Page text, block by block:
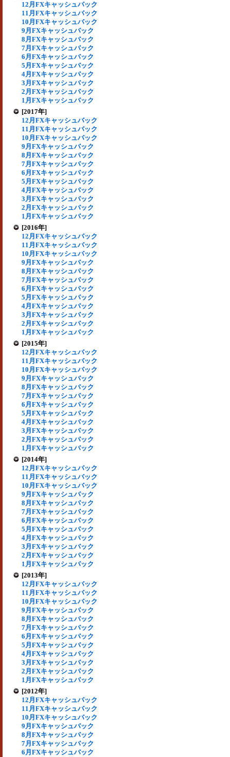
12月FXキャッシュバック
11月FXキャッシュバック
10月FXキャッシュバック
9月FXキャッシュバック
8月FXキャッシュバック
7月FXキャッシュバック
6月FXキャッシュバック
5月FXキャッシュバック
4月FXキャッシュバック
3月FXキャッシュバック
2月FXキャッシュバック
1月FXキャッシュバック
[2017年]
12月FXキャッシュバック
11月FXキャッシュバック
10月FXキャッシュバック
9月FXキャッシュバック
8月FXキャッシュバック
7月FXキャッシュバック
6月FXキャッシュバック
5月FXキャッシュバック
4月FXキャッシュバック
3月FXキャッシュバック
2月FXキャッシュバック
1月FXキャッシュバック
[2016年]
12月FXキャッシュバック
11月FXキャッシュバック
10月FXキャッシュバック
9月FXキャッシュバック
8月FXキャッシュバック
7月FXキャッシュバック
6月FXキャッシュバック
5月FXキャッシュバック
4月FXキャッシュバック
3月FXキャッシュバック
2月FXキャッシュバック
1月FXキャッシュバック
[2015年]
12月FXキャッシュバック
11月FXキャッシュバック
10月FXキャッシュバック
9月FXキャッシュバック
8月FXキャッシュバック
7月FXキャッシュバック
6月FXキャッシュバック
5月FXキャッシュバック
4月FXキャッシュバック
3月FXキャッシュバック
2月FXキャッシュバック
1月FXキャッシュバック
[2014年]
12月FXキャッシュバック
11月FXキャッシュバック
10月FXキャッシュバック
9月FXキャッシュバック
8月FXキャッシュバック
7月FXキャッシュバック
6月FXキャッシュバック
5月FXキャッシュバック
4月FXキャッシュバック
3月FXキャッシュバック
2月FXキャッシュバック
1月FXキャッシュバック
[2013年]
12月FXキャッシュバック
11月FXキャッシュバック
10月FXキャッシュバック
9月FXキャッシュバック
8月FXキャッシュバック
7月FXキャッシュバック
6月FXキャッシュバック
5月FXキャッシュバック
4月FXキャッシュバック
3月FXキャッシュバック
2月FXキャッシュバック
1月FXキャッシュバック
[2012年]
12月FXキャッシュバック
11月FXキャッシュバック
10月FXキャッシュバック
9月FXキャッシュバック
8月FXキャッシュバック
7月FXキャッシュバック
6月FXキャッシュバック